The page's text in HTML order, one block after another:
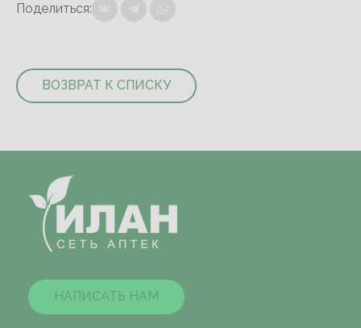
Поделиться:
ВОЗВРАТ К СПИСКУ
НАПИСАТЬ НАМ